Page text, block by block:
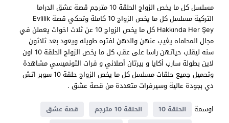
مسلسل كل ما يخص الزواج الحلقة 10 مترجم قصة عشق الدراما
التركية مسلسل كل ما يخص الزواج 10 كاملة وتحكي قصة Evlilik
Hakkında Her Şey كل ما يخص الزواج 10 عن ثلاث اخوات يعملن في
مجال المحاماه يغيب عنهن والدهن لفتره طويله ويعود بعد ثلاثون
سنه ليقلب حياتهن راسا على عقب كل ما يخص الزواج الحلقة 10 اون
لاين بطولة سارب أكايا و بيرتان أصلاني و فرات التونميسي مشاهدة
وتحميل جميع حلقات مسلسل كل ما يخص الزواج حلقة 10 سوبر اتش
دي بجودة عالية وسيرفرات متعددة من قصة عشق .
اوسمة
الحلقة 10 الحلقة 10 مترجم
قصة عشق